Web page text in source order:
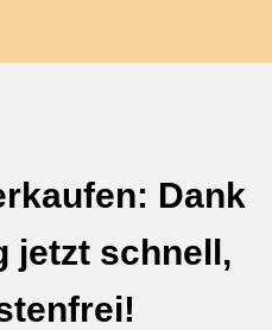
Dank
jetzt schnell,